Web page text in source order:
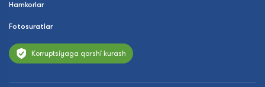
Hamkorlar
Fotosuratlar
Korruptsiyaga qarshi kurash